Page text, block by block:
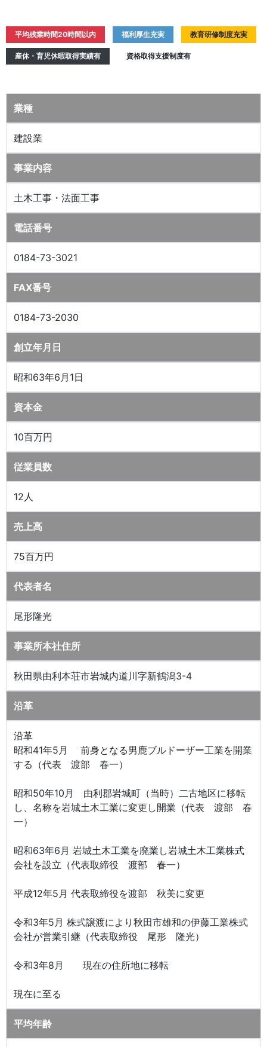
平均残業時間20時間以内 福利厚生充実 教育研修制度充実
産休・育児休暇取得実績有 資格取得支援制度有
業種
建設業
事業内容
土木工事・法面工事
電話番号
0184-73-3021
FAX番号
0184-73-2030
創立年月日
昭和63年6月1日
資本金
10百万円
従業員数
12人
売上高
75百万円
代表者名
尾形隆光
事業所本社住所
秋田県由利本荘市岩城内道川字新鶴潟3-4
沿革
沿革
昭和41年5月 前身となる男鹿ブルドーザー工業を開業
する（代表 渡部 春一）
昭和50年10月 由利郡岩城町（当時）二古地区に移転
し、名称を岩城土木工業に変更し開業（代表 渡部 春
一）
昭和63年6月 岩城土木工業を廃業し岩城土木工業株式
会社を設立（代表取締役 渡部 春一）
平成12年5月 代表取締役を渡部 秋美に変更
令和3年5月 株式譲渡により秋田市雄和の伊藤工業株式
会社が営業引継（代表取締役 尾形 隆光）
令和3年8月 現在の住所地に移転
現在に至る
平均年齢